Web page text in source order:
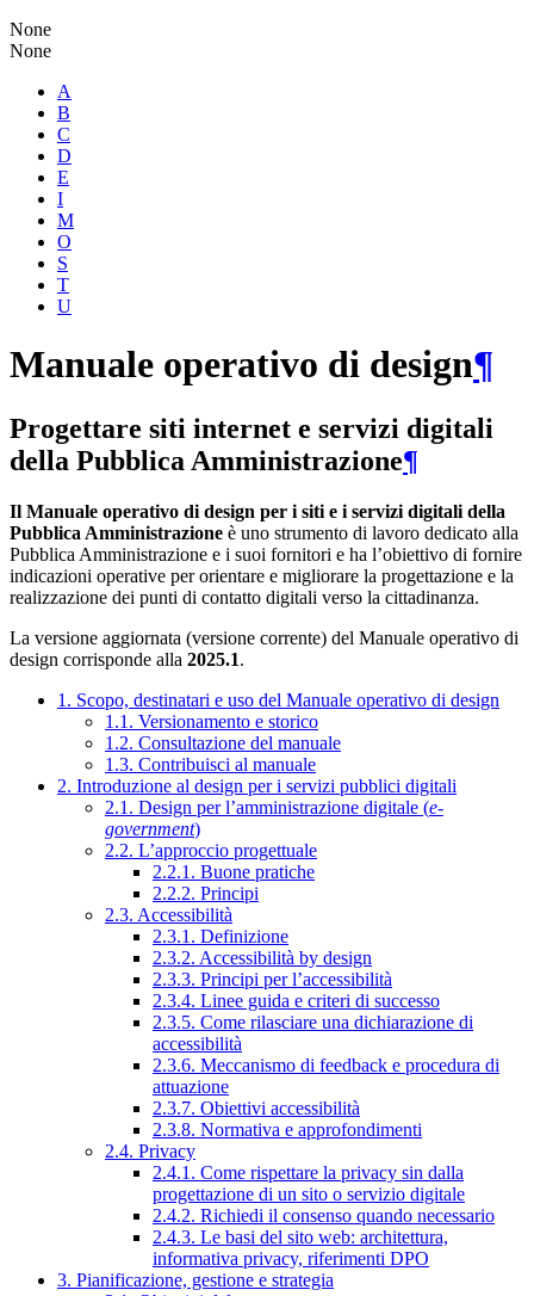
None
None
A
B
C
D
E
I
M
O
S
T
U
Manuale operativo di design¶
Progettare siti internet e servizi digitali
della Pubblica Amministrazione¶
Il Manuale operativo di design per i siti e i servizi digitali della
Pubblica Amministrazione è uno strumento di lavoro dedicato alla
Pubblica Amministrazione e i suoi fornitori e ha l’obiettivo di fornire
indicazioni operative per orientare e migliorare la progettazione e la
realizzazione dei punti di contatto digitali verso la cittadinanza.
La versione aggiornata (versione corrente) del Manuale operativo di
design corrisponde alla 2025.1.
1. Scopo, destinatari e uso del Manuale operativo di design
1.1. Versionamento e storico
1.2. Consultazione del manuale
1.3. Contribuisci al manuale
2. Introduzione al design per i servizi pubblici digitali
2.1. Design per l’amministrazione digitale (e-
government)
2.2. L’approccio progettuale
2.2.1. Buone pratiche
2.2.2. Principi
2.3. Accessibilità
2.3.1. Definizione
2.3.2. Accessibilità by design
2.3.3. Principi per l’accessibilità
2.3.4. Linee guida e criteri di successo
2.3.5. Come rilasciare una dichiarazione di
accessibilità
2.3.6. Meccanismo di feedback e procedura di
attuazione
2.3.7. Obiettivi accessibilità
2.3.8. Normativa e approfondimenti
2.4. Privacy
2.4.1. Come rispettare la privacy sin dalla
progettazione di un sito o servizio digitale
2.4.2. Richiedi il consenso quando necessario
2.4.3. Le basi del sito web: architettura,
informativa privacy, riferimenti DPO
3. Pianificazione, gestione e strategia